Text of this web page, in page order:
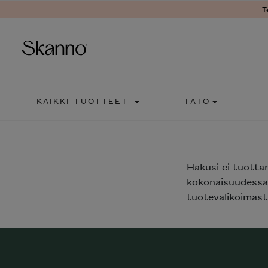
KAIKKI TUOTTEET TATO
Hakusi ei